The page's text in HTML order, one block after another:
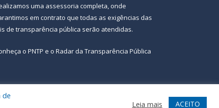
uma assessoria completa, onde
em contrato que todas as exigências das
de transparência pública serão atendidas.
o PNTP e o Radar da Transparência Pública
Acessar Webmail
de
Leia mais ACEITO